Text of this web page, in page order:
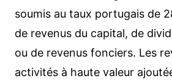
soumis au taux portugais de
de revenus du capital, de
ou de revenus fonciers. Les
activités à haute valeur